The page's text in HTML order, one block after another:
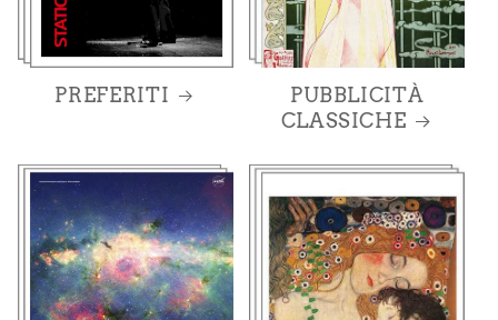
PREFERITI
PUBBLICITÀ
CLASSICHE